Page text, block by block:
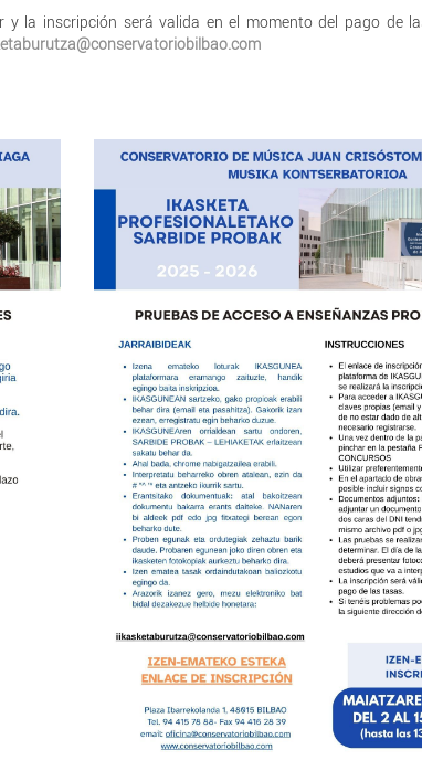
y la inscripción será valida en el momento del pago de